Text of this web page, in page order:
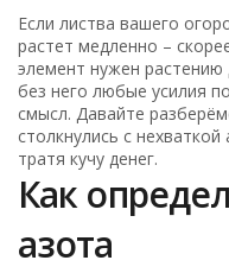
Если листва вашего
растет медленно –
элемент нужен
без него любые усилия
смысл. Давайте
столкнулись с
тратя кучу денег.
Как
азота